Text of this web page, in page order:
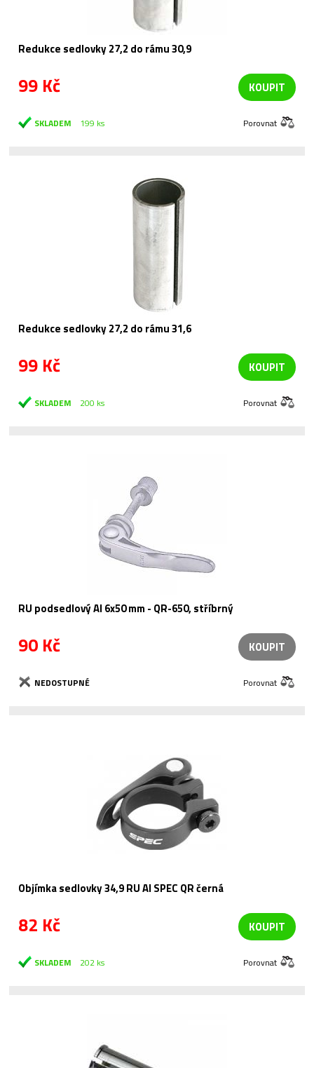
Redukce sedlovky 27,2 do rámu 30,9
99 Kč KOUPIT
SKLADEM 199 ks Porovnat
Redukce sedlovky 27,2 do rámu 31,6
99 Kč KOUPIT
SKLADEM 200 ks Porovnat
RU podsedlový Al 6x50 mm - QR-650, stříbrný
90 Kč KOUPIT
NEDOSTUPNÉ Porovnat
Objímka sedlovky 34,9 RU Al SPEC QR černá
82 Kč KOUPIT
SKLADEM 202 ks Porovnat